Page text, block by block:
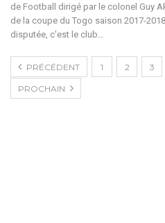
de Football dirigé par le colonel Guy
de la coupe du Togo saison 2017-
disputée, c'est le club…
PRÉCÉDENT 1 2 3
PROCHAIN